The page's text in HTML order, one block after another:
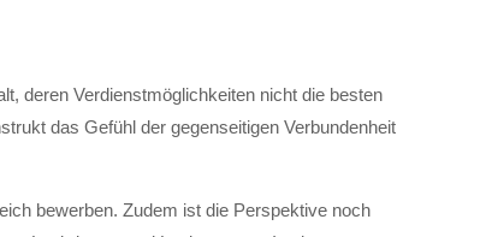
deren Verdienstmöglichkeiten nicht die besten
das Gefühl der gegenseitigen Verbundenheit
bewerben. Zudem ist die Perspektive noch